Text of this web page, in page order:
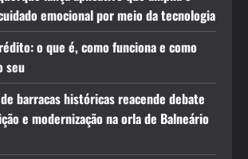
emocional por meio da tecnologia
o que é, como funciona e como
seu
barracas históricas reacende debate
e modernização na orla de Balneário